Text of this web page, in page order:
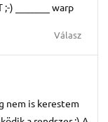
;-) _______ warp
Válasz
nem is kerestem